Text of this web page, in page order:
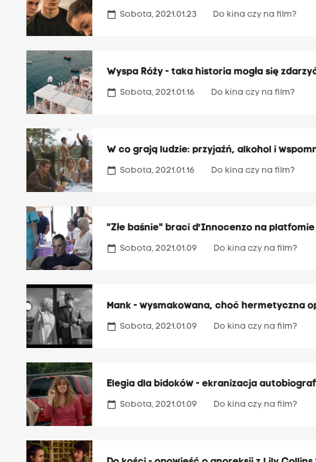
calendar_today Sobota, 2021.01.23 Do kina czy na film?
Wyspa Róży - taka historia mogła się
calendar_today Sobota, 2021.01.16 Do kina czy na film?
W co grają ludzie: przyjaźń, alkohol i
calendar_today Sobota, 2021.01.16 Do kina czy na film?
"Złe baśnie" braci d'Innocenzo na
calendar_today Sobota, 2021.01.09 Do kina czy na film?
Mank - wysmakowana, choć hermetyczna
calendar_today Sobota, 2021.01.09 Do kina czy na film?
Elegia dla bidoków - ekranizacja
calendar_today Sobota, 2021.01.09 Do kina czy na film?